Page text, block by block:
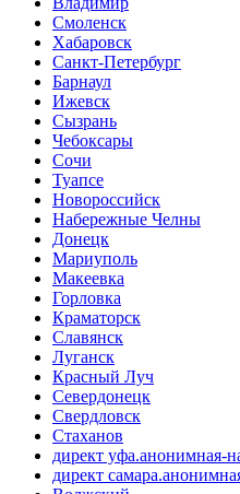
Смоленск
Хабаровск
Санкт-Петербург
Барнаул
Ижевск
Сызрань
Чебоксары
Сочи
Туапсе
Новороссийск
Набережные Челны
Донецк
Мариуполь
Макеевка
Горловка
Краматорск
Славянск
Луганск
Красный Луч
Севердонецк
Свердловск
Стаханов
директ уфа.анонимная-
директ